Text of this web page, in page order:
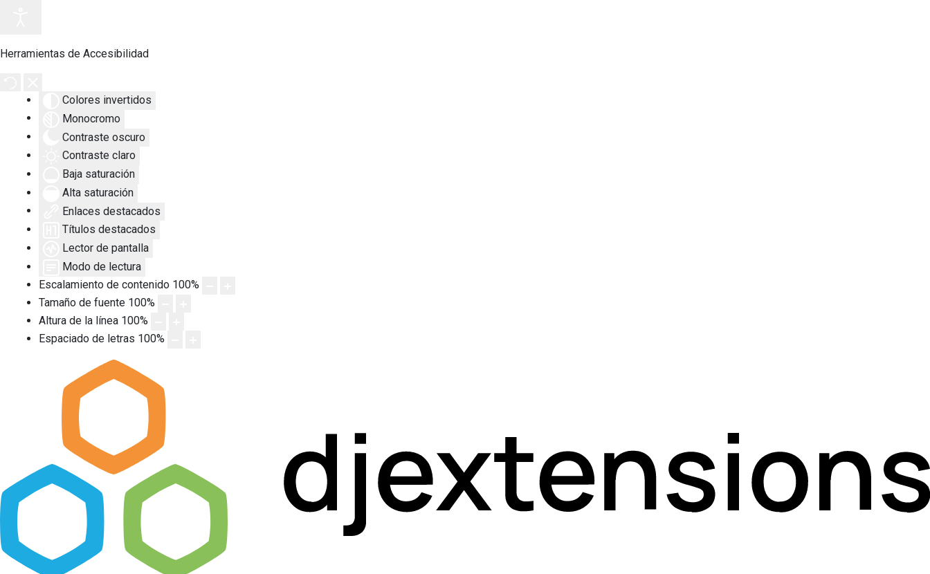
Herramientas de Accesibilidad
Colores invertidos
Monocromo
Contraste oscuro
Contraste claro
Baja saturación
Alta saturación
Enlaces destacados
Títulos destacados
Lector de pantalla
Modo de lectura
Escalamiento de contenido 100%
Tamaño de fuente 100%
Altura de la línea 100%
Espaciado de letras 100%